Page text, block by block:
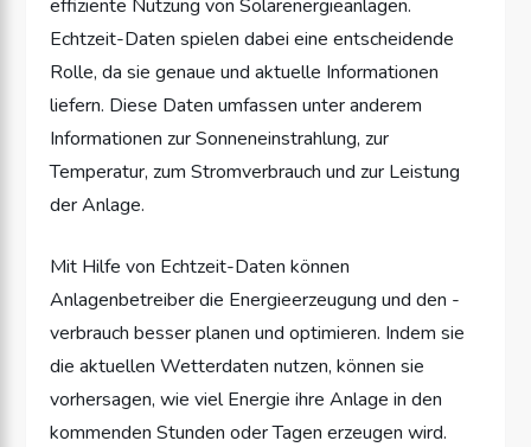
effiziente Nutzung von Solarenergieanlagen.
Echtzeit-Daten spielen dabei eine entscheidende
Rolle, da sie genaue und aktuelle Informationen
liefern. Diese Daten umfassen unter anderem
Informationen zur Sonneneinstrahlung, zur
Temperatur, zum Stromverbrauch und zur Leistung
der Anlage.
Mit Hilfe von Echtzeit-Daten können
Anlagenbetreiber die Energieerzeugung und den -
verbrauch besser planen und optimieren. Indem sie
die aktuellen Wetterdaten nutzen, können sie
vorhersagen, wie viel Energie ihre Anlage in den
kommenden Stunden oder Tagen erzeugen wird.